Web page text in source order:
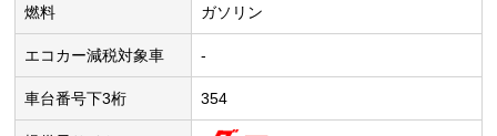
燃料 ガソリン
エコカー減税対象車 -
車台番号下3桁 354